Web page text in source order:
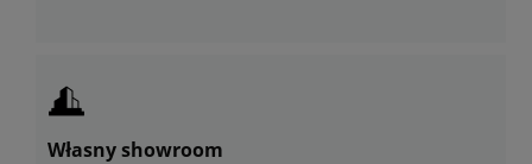
Własny showroom